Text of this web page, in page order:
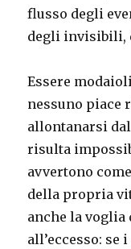
flusso degli
degli invisibili,
Essere
nessuno piace
allontanarsi
risulta
avvertono
della propria
anche la
all’eccesso: se